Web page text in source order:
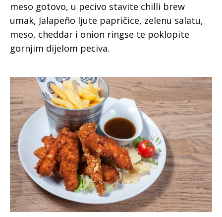
meso gotovo, u pecivo stavite chilli brew
umak, Jalapeño ljute papričice, zelenu salatu,
meso, cheddar i onion ringse te poklopite
gornjim dijelom peciva.